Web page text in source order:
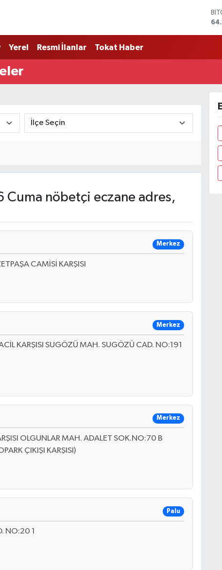
Yerel Resmi İlanlar Tokat Haber
Cuma nöbetçi eczane adres,
Merkez
CAMİSİ KARŞISI
Merkez
KARŞISI SUGÖZÜ MAH. SUGÖZÜ CAD. NO:191
Merkez
OLGUNLAR MAH. ADALET SOK.NO:70 B
ÇIKIŞI KARŞISI)
Palu
NO:20 1